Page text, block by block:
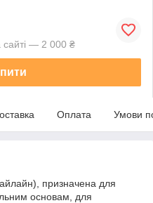
сайті — 2 000 ₴
Оплата Умови
призначена для
основам, для